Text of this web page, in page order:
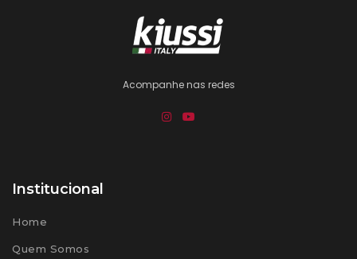
Acompanhe nas redes
Institucional
Home
Quem Somos